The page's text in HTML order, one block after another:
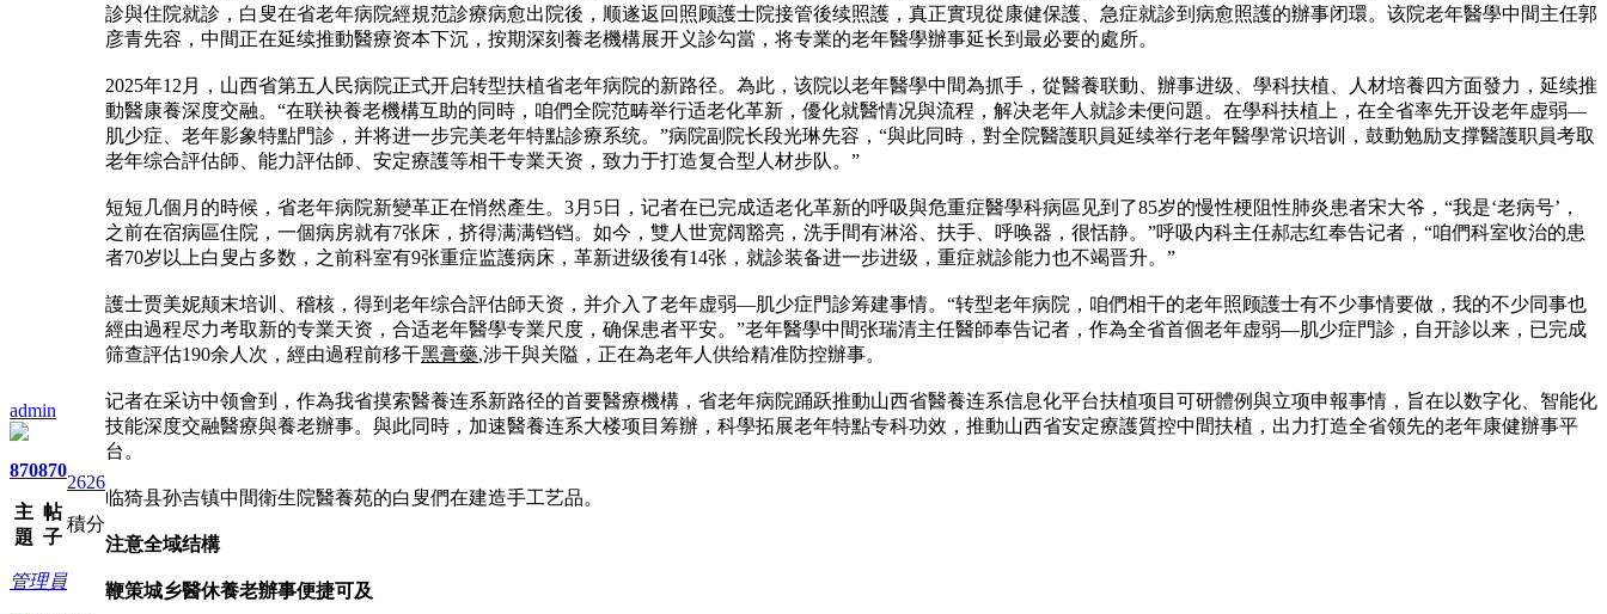
admin
870
主
題
870
帖
子
2626
積分
管理員
診與住院就診，白叟在省老年病院經規范診療病愈出院後，顺遂返回照顾護士院接管後续照護，真正實現從康健保護、急症就診到病愈照護的辦事闭環。该院老年醫學中間主任郭
彦青先容，中間正在延续推動醫療资本下沉，按期深刻養老機構展开义診勾當，将专業的老年醫學辦事延长到最必要的處所。
2025年12月，山西省第五人民病院正式开启转型扶植省老年病院的新路径。為此，该院以老年醫學中間為抓手，從醫養联動、辦事进级、學科扶植、人材培養四方面發力，延续推
動醫康養深度交融。“在联袂養老機構互助的同時，咱們全院范畴举行适老化革新，優化就醫情况與流程，解决老年人就診未便问題。在學科扶植上，在全省率先开设老年虚弱—
肌少症、老年影象特點門診，并将进一步完美老年特點診療系统。”病院副院长段光琳先容，“與此同時，對全院醫護职員延续举行老年醫學常识培训，鼓動勉励支撑醫護职員考取
老年综合評估師、能力評估師、安定療護等相干专業天资，致力于打造复合型人材步队。”
短短几個月的時候，省老年病院新變革正在悄然產生。3月5日，记者在已完成适老化革新的呼吸與危重症醫學科病區见到了85岁的慢性梗阻性肺炎患者宋大爷，“我是‘老病号’，
之前在宿病區住院，一個病房就有7张床，挤得满满铛铛。如今，雙人世宽阔豁亮，洗手間有淋浴、扶手、呼唤器，很恬静。”呼吸内科主任郝志红奉告记者，“咱們科室收治的患
者70岁以上白叟占多数，之前科室有9张重症监護病床，革新进级後有14张，就診装备进一步进级，重症就診能力也不竭晋升。”
護士贾美妮颠末培训、稽核，得到老年综合評估師天资，并介入了老年虚弱—肌少症門診筹建事情。“转型老年病院，咱們相干的老年照顾護士有不少事情要做，我的不少同事也
經由過程尽力考取新的专業天资，合适老年醫學专業尺度，确保患者平安。”老年醫學中間张瑞清主任醫師奉告记者，作為全省首個老年虚弱—肌少症門診，自开診以来，已完成
筛查評估190余人次，經由過程前移干黑膏藥,涉干與关隘，正在為老年人供给精准防控辦事。
记者在采访中领會到，作為我省摸索醫養连系新路径的首要醫療機構，省老年病院踊跃推動山西省醫養连系信息化平台扶植项目可研體例與立项申報事情，旨在以数字化、智能化
技能深度交融醫療與養老辦事。與此同時，加速醫養连系大楼项目筹辦，科學拓展老年特點专科功效，推動山西省安定療護質控中間扶植，出力打造全省领先的老年康健辦事平
台。
临猗县孙吉镇中間衛生院醫養苑的白叟們在建造手工艺品。
注意全域结構
鞭策城乡醫休養老辦事便捷可及